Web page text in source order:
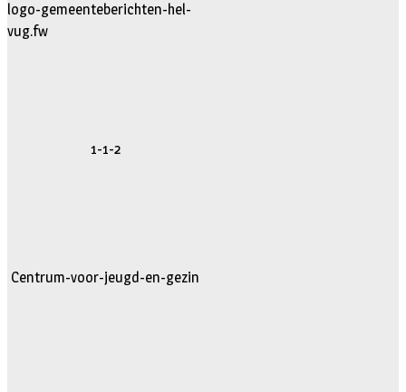
logo-gemeenteberichten-hel-
vug.fw
1-1-2
Centrum-voor-jeugd-en-gezin